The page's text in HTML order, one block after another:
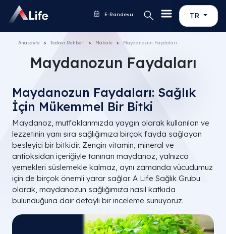
TR
E-Randevu
Anasayfa Tedavi Rehberi Makale Maydanozun Faydaları
Maydanozun Faydaları
Maydanozun Faydaları: Sağlık
İçin Mükemmel Bir Bitki
Maydanoz, mutfaklarımızda yaygın olarak kullanılan ve
lezzetinin yanı sıra sağlığımıza birçok fayda sağlayan
besleyici bir bitkidir. Zengin vitamin, mineral ve
antioksidan içeriğiyle tanınan maydanoz, yalnızca
yemekleri süslemekle kalmaz, aynı zamanda vücudumuz
için de birçok önemli yarar sağlar. A Life Sağlık Grubu
olarak, maydanozun sağlığımıza nasıl katkıda
bulunduğuna dair detaylı bir inceleme sunuyoruz.